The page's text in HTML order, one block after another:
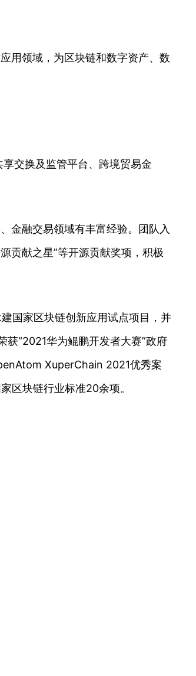
用领域，为区块链和数字资产、数
交换及监管平台、跨境贸易金
金融交易领域有丰富经验。团队入
贡献之星”等开源贡献奖项，积极
国家区块链创新应用试点项目，并
获“2021华为鲲鹏开发者大赛”政府
XuperChain 2021优秀案
区块链行业标准20余项。